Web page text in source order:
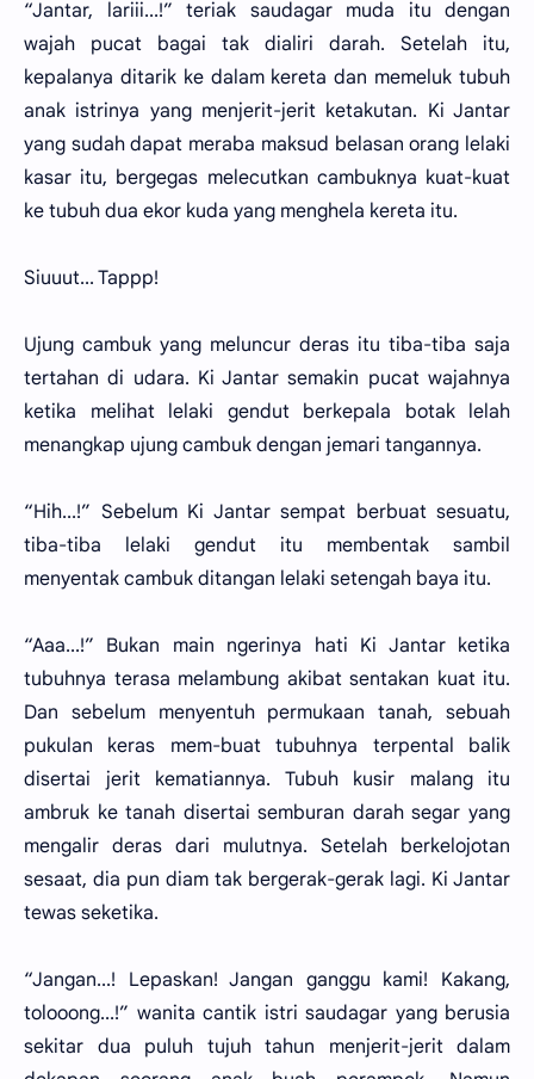
“Jantar, lariii...!” teriak saudagar muda itu dengan
wajah pucat bagai tak dialiri darah. Setelah itu,
kepalanya ditarik ke dalam kereta dan memeluk tubuh
anak istrinya yang menjerit-jerit ketakutan. Ki Jantar
yang sudah dapat meraba maksud belasan orang lelaki
kasar itu, bergegas melecutkan cambuknya kuat-kuat
ke tubuh dua ekor kuda yang menghela kereta itu.
Siuuut... Tappp!
Ujung cambuk yang meluncur deras itu tiba-tiba saja
tertahan di udara. Ki Jantar semakin pucat wajahnya
ketika melihat lelaki gendut berkepala botak lelah
menangkap ujung cambuk dengan jemari tangannya.
“Hih...!” Sebelum Ki Jantar sempat berbuat sesuatu,
tiba-tiba lelaki gendut itu membentak sambil
menyentak cambuk ditangan lelaki setengah baya itu.
“Aaa...!” Bukan main ngerinya hati Ki Jantar ketika
tubuhnya terasa melambung akibat sentakan kuat itu.
Dan sebelum menyentuh permukaan tanah, sebuah
pukulan keras mem-buat tubuhnya terpental balik
disertai jerit kematiannya. Tubuh kusir malang itu
ambruk ke tanah disertai semburan darah segar yang
mengalir deras dari mulutnya. Setelah berkelojotan
sesaat, dia pun diam tak bergerak-gerak lagi. Ki Jantar
tewas seketika.
“Jangan...! Lepaskan! Jangan ganggu kami! Kakang,
tolooong...!” wanita cantik istri saudagar yang berusia
sekitar dua puluh tujuh tahun menjerit-jerit dalam